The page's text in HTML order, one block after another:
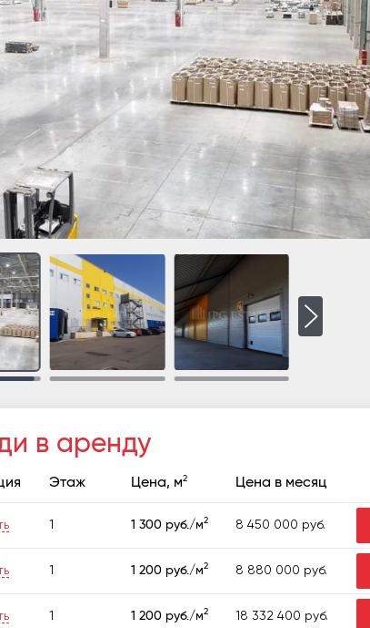
в аренду
Этаж Цена, м2 Цена в месяц
1 1 300 руб./м2 8 450 000 руб.
1 1 200 руб./м2 8 880 000 руб.
1 1 200 руб./м2 18 332 400 руб.